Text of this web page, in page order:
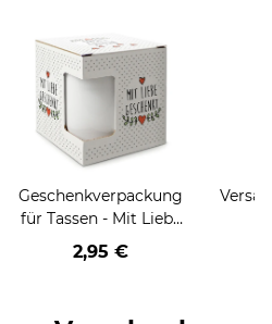
Geschenkverpackung
für Tassen - Mit Liebe
geschenkt
2,95 €